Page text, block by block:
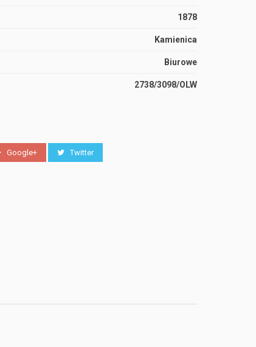
1878
Kamienica
Biurowe
2738/3098/OLW
Google+ Twitter